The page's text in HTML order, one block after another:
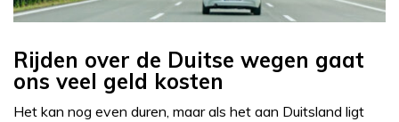
Rijden over de Duitse wegen gaat
ons veel geld kosten
Het kan nog even duren, maar als het aan Duitsland ligt